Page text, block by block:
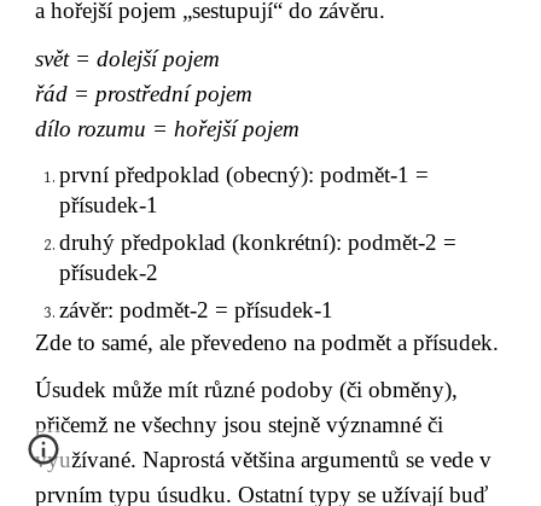
a hořejší pojem „sestupují“ do závěru.
svět = dolejší pojem
řád = prostřední pojem
dílo rozumu = hořejší pojem
první předpoklad (obecný): podmět-1 =
přísudek-1
druhý předpoklad (konkrétní): podmět-2 =
přísudek-2
závěr: podmět-2 = přísudek-1
Zde to samé, ale převedeno na podmět a přísudek.
Úsudek může mít různé podoby (či obměny),
přičemž ne všechny jsou stejně významné či
využívané. Naprostá většina argumentů se vede v
prvním typu úsudku. Ostatní typy se užívají buď